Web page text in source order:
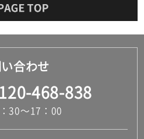
合わせ
468-838
30～17：00